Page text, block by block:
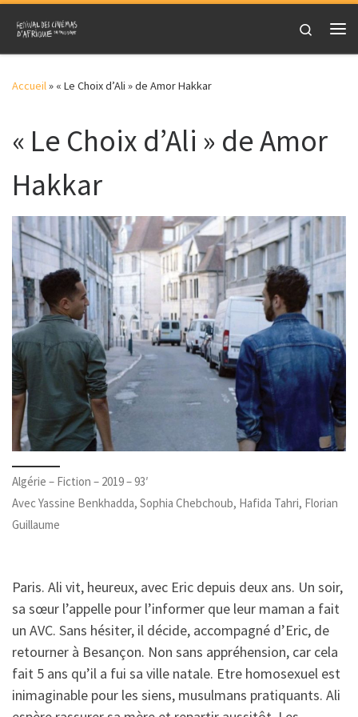
Skip to content
Search
Accueil» « Le Choix d’Ali » de Amor Hakkar
« Le Choix d’Ali » de Amor
Hakkar
Algérie – Fiction – 2019 – 93′
Avec Yassine Benkhadda, Sophia Chebchoub, Hafida Tahri, Florian
Guillaume
Paris. Ali vit, heureux, avec Eric depuis deux ans. Un soir,
sa sœur l’appelle pour l’informer que leur maman a fait
un AVC. Sans hésiter, il décide, accompagné d’Eric, de
retourner à Besançon. Non sans appréhension, car cela
fait 5 ans qu’il a fui sa ville natale. Etre homosexuel est
inimaginable pour les siens, musulmans pratiquants. Ali